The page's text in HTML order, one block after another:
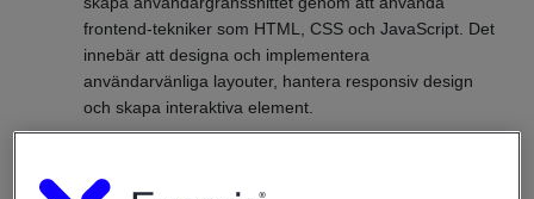
frontend-tekniker som HTML, CSS och JavaScript. Det
innebär att designa och implementera
användarvänliga layouter, hantera responsiv design
och skapa interaktiva element.
kommer du att arbeta med backend-teknologier och